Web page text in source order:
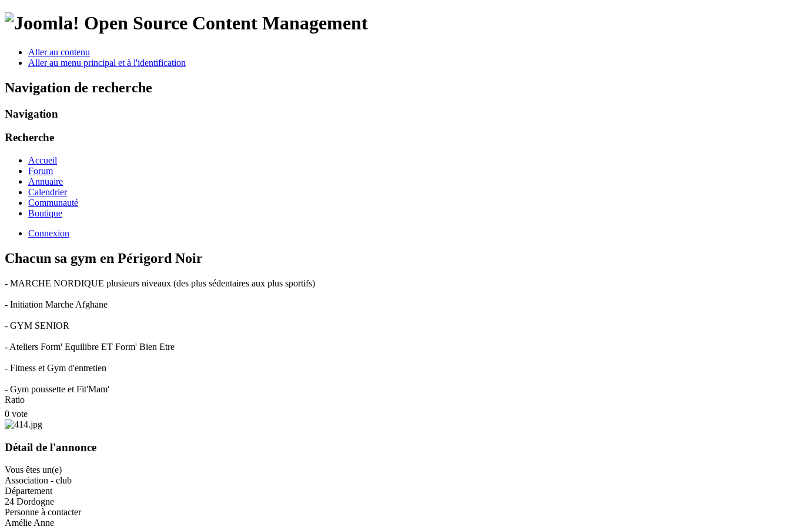
Open Source Content Management
Aller au contenu
Aller au menu principal et à l'identification
Navigation de recherche
Navigation
Recherche
Accueil
Forum
Annuaire
Calendrier
Communauté
Boutique
Connexion
Chacun sa gym en Périgord Noir
- MARCHE NORDIQUE plusieurs niveaux (des plus sédentaires aux plus sportifs)
- Initiation Marche Afghane
- GYM SENIOR
- Ateliers Form' Equilibre ET Form' Bien Etre
- Fitness et Gym d'entretien
- Gym poussette et Fit'Mam'
Ratio
0 vote
Détail de l'annonce
Vous êtes un(e)
Association - club
Département
24 Dordogne
Personne à contacter
Amélie Anne